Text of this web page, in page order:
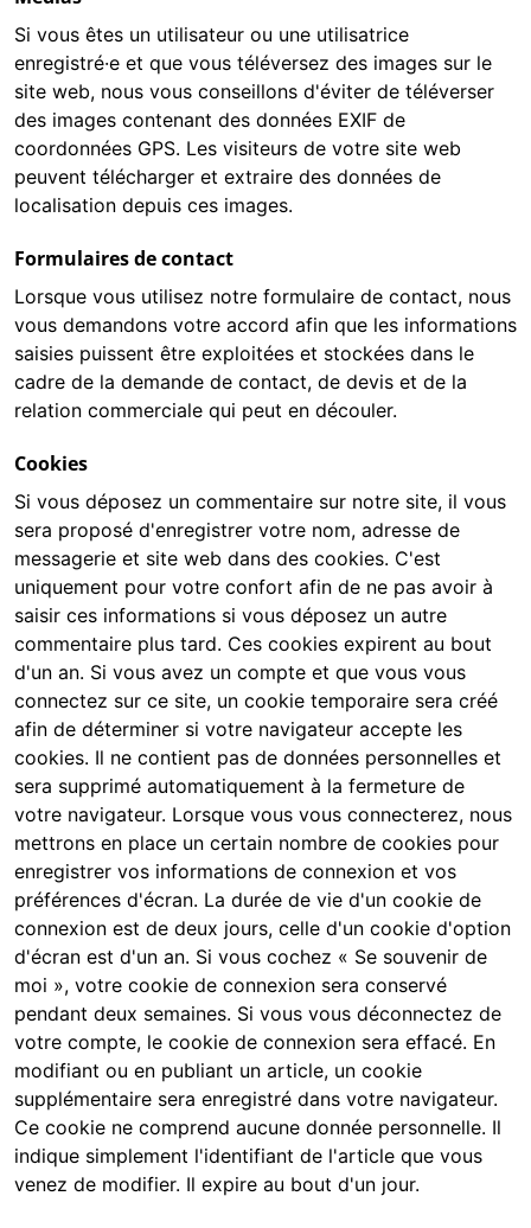
Si vous êtes un utilisateur ou une utilisatrice
enregistré·e et que vous téléversez des images sur le
site web, nous vous conseillons d'éviter de téléverser
des images contenant des données EXIF de
coordonnées GPS. Les visiteurs de votre site web
peuvent télécharger et extraire des données de
localisation depuis ces images.
Formulaires de contact
Lorsque vous utilisez notre formulaire de contact, nous
vous demandons votre accord afin que les informations
saisies puissent être exploitées et stockées dans le
cadre de la demande de contact, de devis et de la
relation commerciale qui peut en découler.
Cookies
Si vous déposez un commentaire sur notre site, il vous
sera proposé d'enregistrer votre nom, adresse de
messagerie et site web dans des cookies. C'est
uniquement pour votre confort afin de ne pas avoir à
saisir ces informations si vous déposez un autre
commentaire plus tard. Ces cookies expirent au bout
d'un an. Si vous avez un compte et que vous vous
connectez sur ce site, un cookie temporaire sera créé
afin de déterminer si votre navigateur accepte les
cookies. Il ne contient pas de données personnelles et
sera supprimé automatiquement à la fermeture de
votre navigateur. Lorsque vous vous connecterez, nous
mettrons en place un certain nombre de cookies pour
enregistrer vos informations de connexion et vos
préférences d'écran. La durée de vie d'un cookie de
connexion est de deux jours, celle d'un cookie d'option
d'écran est d'un an. Si vous cochez « Se souvenir de
moi », votre cookie de connexion sera conservé
pendant deux semaines. Si vous vous déconnectez de
votre compte, le cookie de connexion sera effacé. En
modifiant ou en publiant un article, un cookie
supplémentaire sera enregistré dans votre navigateur.
Ce cookie ne comprend aucune donnée personnelle. Il
indique simplement l'identifiant de l'article que vous
venez de modifier. Il expire au bout d'un jour.